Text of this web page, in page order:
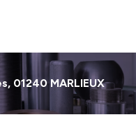
01240 MARLIEUX